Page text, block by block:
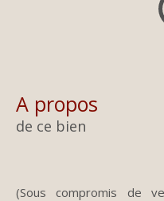
a propos
de ce bien
(Sous compromis de